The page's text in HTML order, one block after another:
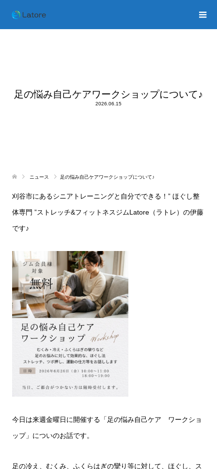
足の悩み自己ケアワークショップについて♪
2026.06.15
ニュース 足の悩み自己ケアワークショップについて♪
刈谷市にあるシニアトレーニングと自分でできる！” ほぐし整
体専門 ”ストレッチ&フィットネスジムLatore（ラトレ）の伊藤
です♪
今日は来週金曜日に開催する「足の悩み自己ケア ワークショ
ップ」についのお話です。
足の冷え、むくみ、ふくらはぎの攣り等に対して、ほぐし、ス